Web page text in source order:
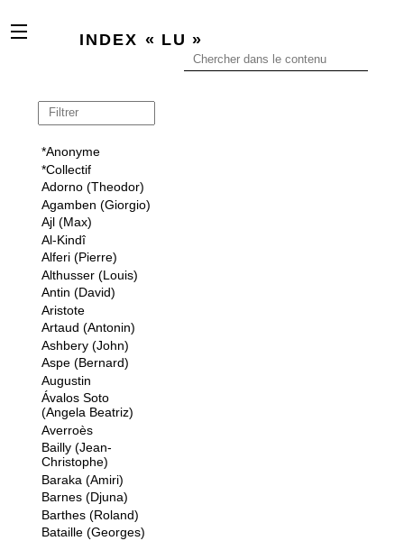
x
INDEX « LU »
*Anonyme
*Collectif
Adorno (Theodor)
Agamben (Giorgio)
Ajl (Max)
Al-Kindî
Alferi (Pierre)
Althusser (Louis)
Antin (David)
Aristote
Artaud (Antonin)
Ashbery (John)
Aspe (Bernard)
Augustin
Ávalos Soto
(Angela Beatriz)
Averroès
Bailly (Jean-
Christophe)
Baraka (Amiri)
Barnes (Djuna)
Barthes (Roland)
Bataille (Georges)